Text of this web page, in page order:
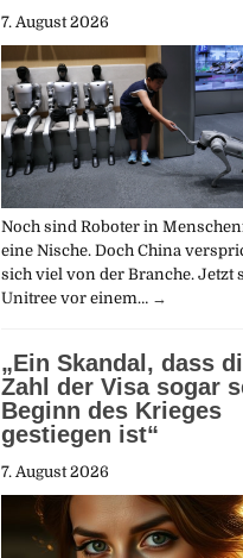
7. August 2026
Noch sind Roboter in
eine Nische. Doch China
sich viel von der Branche. Jetzt
Unitree vor einem… →
„Ein Skandal, dass
Zahl der Visa sogar
Beginn des Krieges
gestiegen ist“
7. August 2026